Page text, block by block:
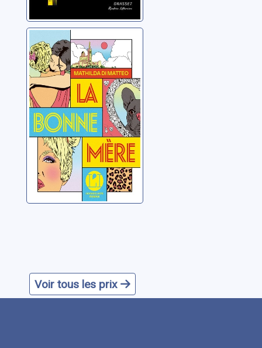
La bonne mère
Di Matteo, Mathilda
Voir tous les prix